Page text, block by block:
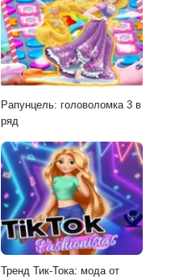
Рапунцель: головоломка 3 в
ряд
Тренд Тик-Тока: мода от